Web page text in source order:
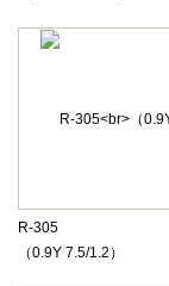
R-305
（0.9Y 7.5/1.2）